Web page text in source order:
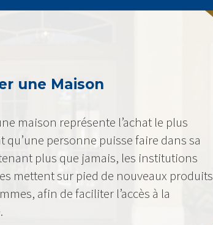
une Maison
maison représente l’achat le plus
qu’une personne puisse faire dans sa
plus que jamais, les institutions
mettent sur pied de nouveaux produits
afin de faciliter l’accès à la